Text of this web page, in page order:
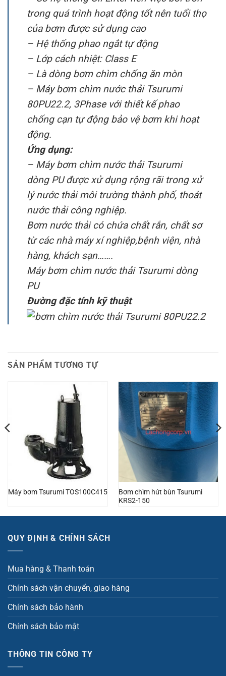
trong quá trình hoạt động tốt nên tuổi thọ
của bơm được sử dụng cao
– Hệ thống phao ngắt tự động
– Lớp cách nhiệt: Class E
– Là dòng bơm chìm chống ăn mòn
– Máy bơm chìm nước thải Tsurumi
80PU22.2, 3Phase với thiết kế phao
chống cạn tự động bảo vệ bơm khi hoạt
động.
Ứng dụng:
– Máy bơm chìm nước thải Tsurumi
dòng PU được xử dụng rộng rãi trong xử
lý nước thải môi trường thành phố, thoát
nước thải công nghiệp.
Bơm nước thải có chứa chất rắn, chất sơ
từ các nhà máy xí nghiệp,bệnh viện, nhà
hàng, khách sạn…….
Máy bơm chìm nước thải Tsurumi dòng
PU
Đường đặc tính kỹ thuật
SẢN PHẨM TƯƠNG TỰ
Máy bơm Tsurumi TOS100C415
Bơm chìm hút bùn Tsurumi
KRS2-150
QUY ĐỊNH & CHÍNH SÁCH
Mua hàng & Thanh toán
Chính sách vận chuyển, giao hàng
Chính sách bảo hành
Chính sách bảo mật
THÔNG TIN CÔNG TY